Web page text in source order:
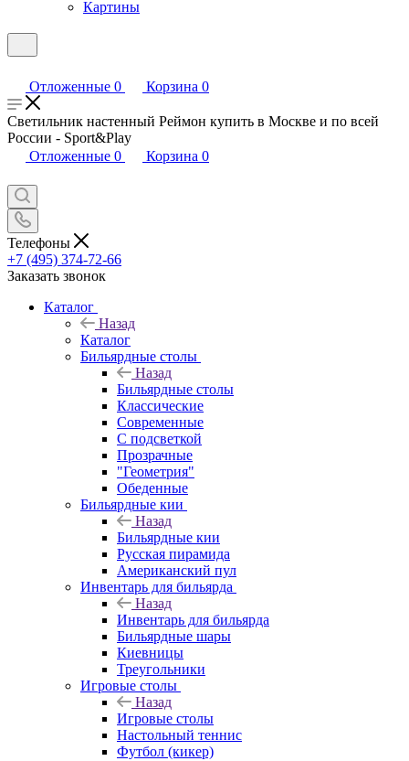
Картины
Отложенные 0 Корзина 0
Светильник настенный Реймон купить в Москве и по всей
России - Sport&Play
Отложенные 0 Корзина 0
Телефоны
+7 (495) 374-72-66
Заказать звонок
Каталог
Назад
Каталог
Бильярдные столы
Назад
Бильярдные столы
Классические
Современные
С подсветкой
Прозрачные
"Геометрия"
Обеденные
Бильярдные кии
Назад
Бильярдные кии
Русская пирамида
Американский пул
Инвентарь для бильярда
Назад
Инвентарь для бильярда
Бильярдные шары
Киевницы
Треугольники
Игровые столы
Назад
Игровые столы
Настольный теннис
Футбол (кикер)